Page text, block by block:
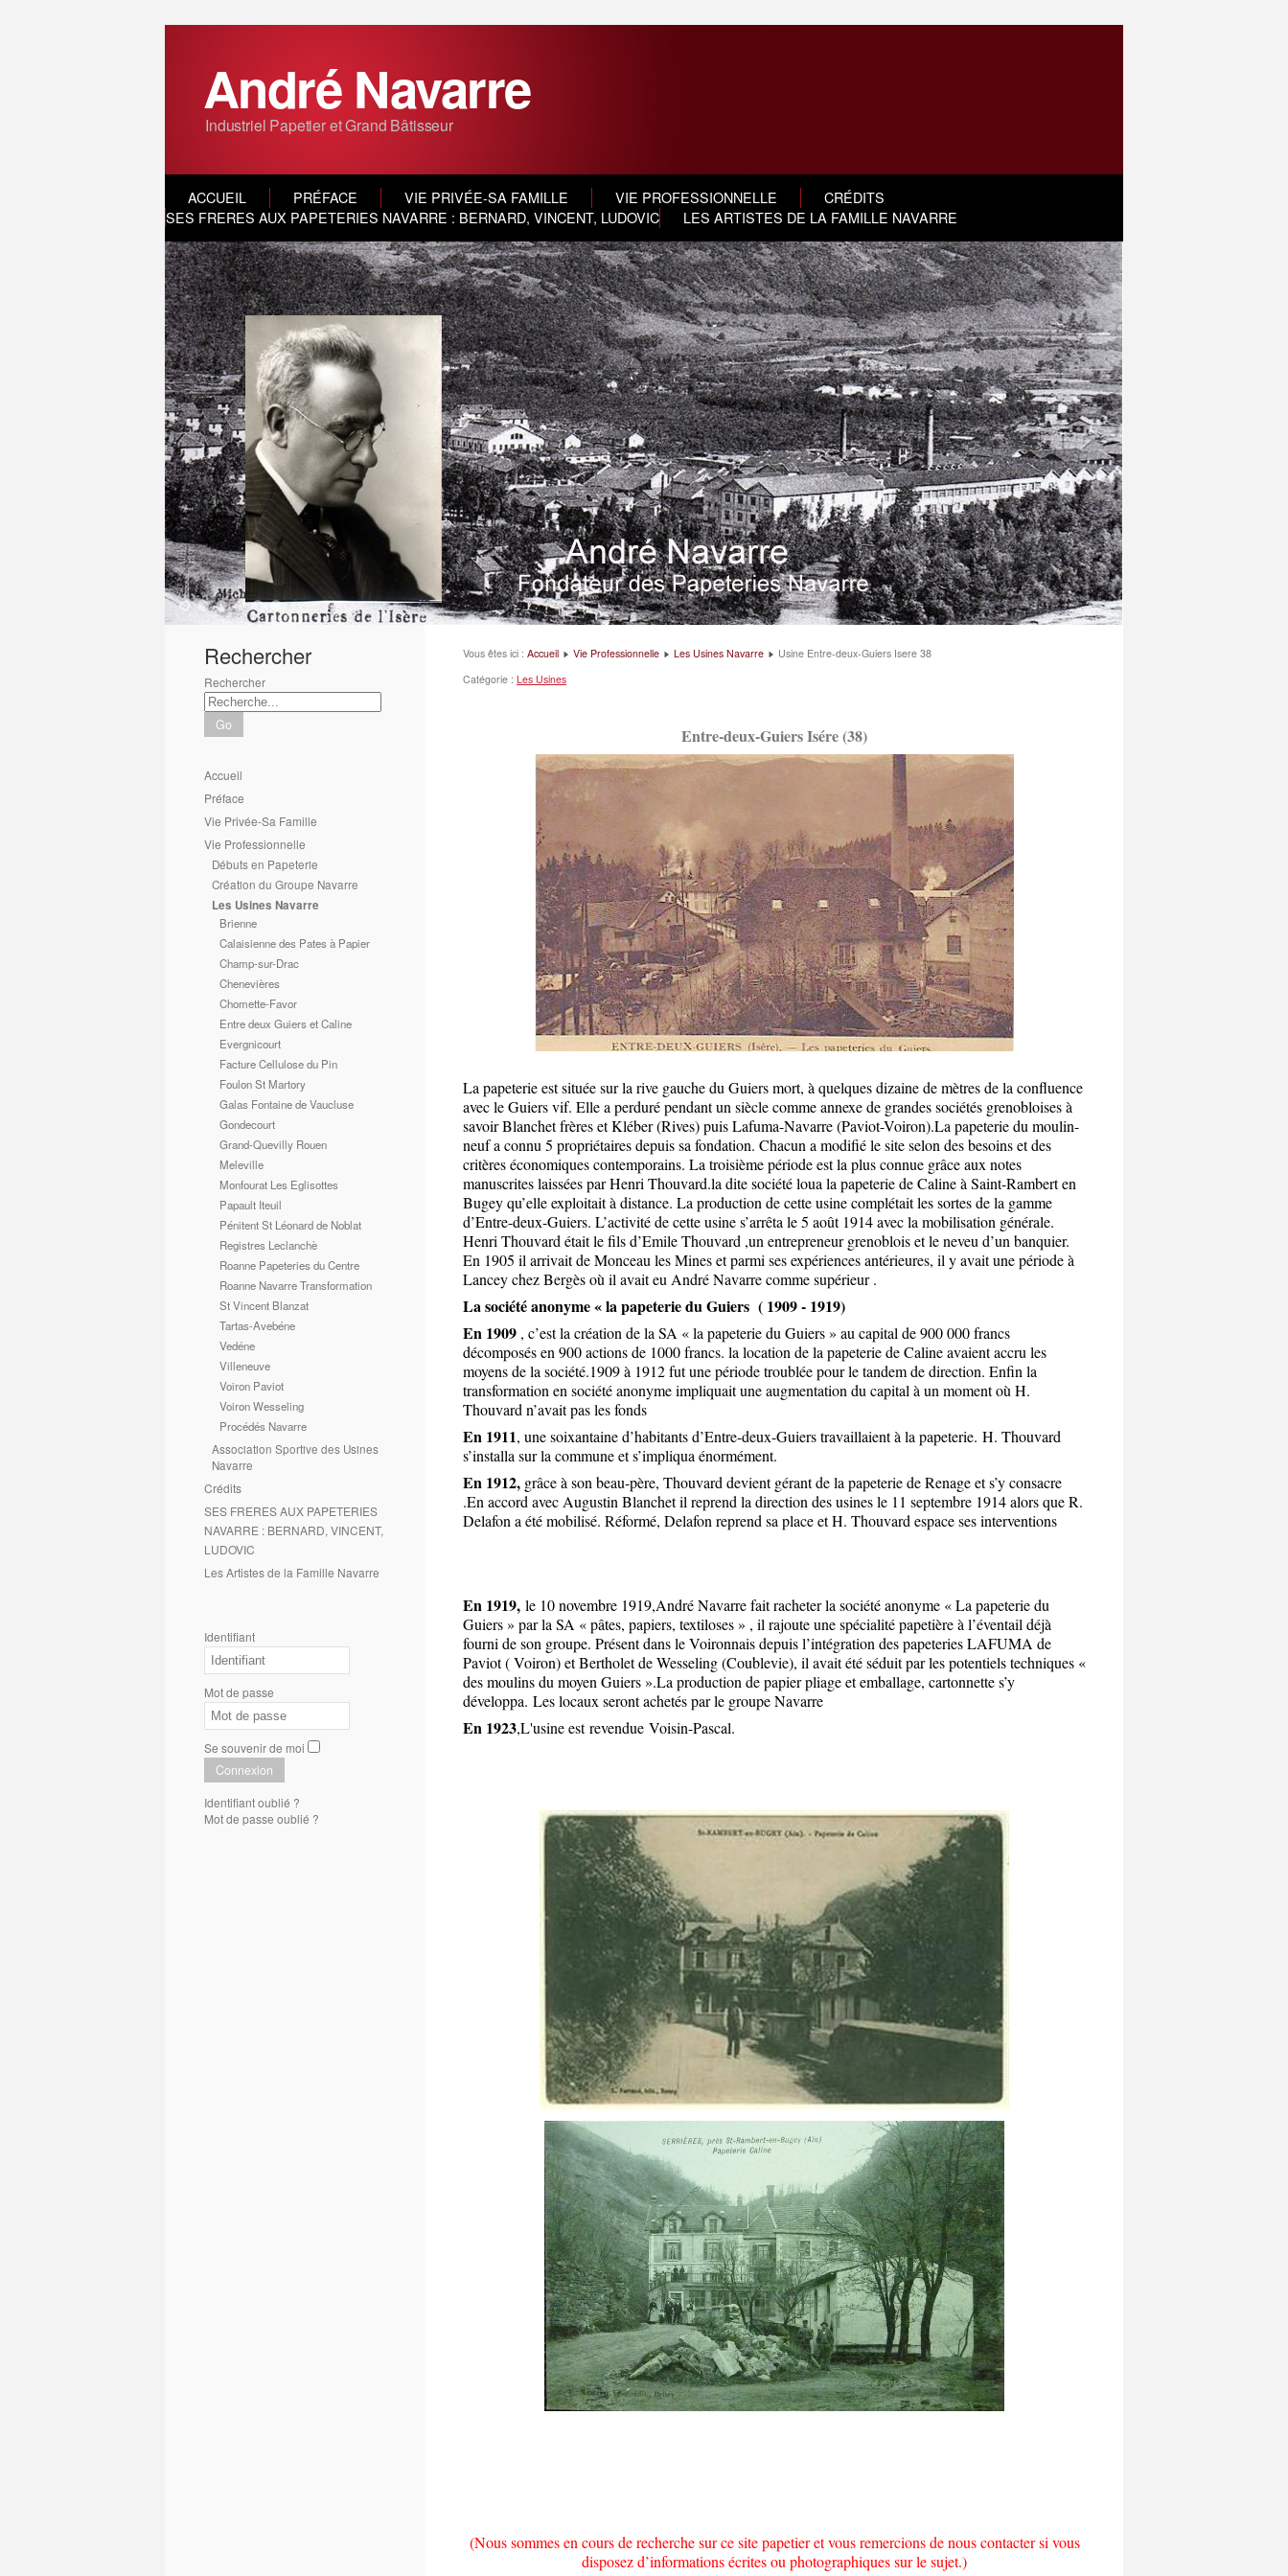
André Navarre
Industriel Papetier et Grand Bâtisseur
ACCUEIL PRÉFACE VIE PRIVÉE-SA FAMILLE VIE PROFESSIONNELLE
CRÉDITS
SES FRERES AUX PAPETERIES NAVARRE : BERNARD, VINCENT, LUDOVIC
LES ARTISTES DE LA FAMILLE NAVARRE
3 4 5 6
Rechercher
Rechercher
Go
Accueil
Préface
Vie Privée-Sa Famille
Vie Professionnelle
Débuts en Papeterie
Création du Groupe Navarre
Les Usines Navarre
Brienne
Calaisienne des Pates à Papier
Champ-sur-Drac
Chenevières
Chomette-Favor
Entre deux Guiers et Caline
Evergnicourt
Facture Cellulose du Pin
Foulon St Martory
Galas Fontaine de Vaucluse
Gondecourt
Grand-Quevilly Rouen
Meleville
Monfourat Les Eglisottes
Papault Iteuil
Pénitent St Léonard de Noblat
Registres Leclanchè
Roanne Papeteries du Centre
Roanne Navarre Transformation
St Vincent Blanzat
Tartas-Avebéne
Vedéne
Villeneuve
Voiron Paviot
Voiron Wesseling
Procédés Navarre
Association Sportive des Usines
Navarre
Crédits
SES FRERES AUX PAPETERIES
NAVARRE : BERNARD, VINCENT,
LUDOVIC
Les Artistes de la Famille Navarre
Identifiant
Mot de passe
Se souvenir de moi
Connexion
Identifiant oublié ?
Mot de passe oublié ?
Vous êtes ici : Accueil Vie Professionnelle Les Usines Navarre
Usine Entre-deux-Guiers Isere 38
Catégorie : Les Usines
Entre-deux-Guiers Isére (38)
La papeterie est située sur la rive gauche du Guiers mort, à quelques dizaine de mètres de la confluence
avec le Guiers vif. Elle a perduré pendant un siècle comme annexe de grandes sociétés grenobloises à
savoir Blanchet frères et Kléber (Rives) puis Lafuma-Navarre (Paviot-Voiron).La papeterie du moulin-
neuf a connu 5 propriétaires depuis sa fondation. Chacun a modifié le site selon des besoins et des
critères économiques contemporains. La troisième période est la plus connue grâce aux notes
manuscrites laissées par Henri Thouvard.la dite société loua la papeterie de Caline à Saint-Rambert en
Bugey qu’elle exploitait à distance. La production de cette usine complétait les sortes de la gamme
d’Entre-deux-Guiers. L’activité de cette usine s’arrêta le 5 août 1914 avec la mobilisation générale.
Henri Thouvard était le fils d’Emile Thouvard ,un entrepreneur grenoblois et le neveu d’un banquier.
En 1905 il arrivait de Monceau les Mines et parmi ses expériences antérieures, il y avait une période à
Lancey chez Bergès où il avait eu André Navarre comme supérieur .
La société anonyme « la papeterie du Guiers ( 1909 - 1919)
En 1909 , c’est la création de la SA « la papeterie du Guiers » au capital de 900 000 francs
décomposés en 900 actions de 1000 francs. la location de la papeterie de Caline avaient accru les
moyens de la société.1909 à 1912 fut une période troublée pour le tandem de direction. Enfin la
transformation en société anonyme impliquait une augmentation du capital à un moment où H.
Thouvard n’avait pas les fonds
En 1911, une soixantaine d’habitants d’Entre-deux-Guiers travaillaient à la papeterie. H. Thouvard
s’installa sur la commune et s’impliqua énormément.
En 1912, grâce à son beau-père, Thouvard devient gérant de la papeterie de Renage et s’y consacre
.En accord avec Augustin Blanchet il reprend la direction des usines le 11 septembre 1914 alors que R.
Delafon a été mobilisé. Réformé, Delafon reprend sa place et H. Thouvard espace ses interventions
En 1919, le 10 novembre 1919,André Navarre fait racheter la société anonyme « La papeterie du
Guiers » par la SA « pâtes, papiers, textiloses » , il rajoute une spécialité papetière à l’éventail déjà
fourni de son groupe. Présent dans le Voironnais depuis l’intégration des papeteries LAFUMA de
Paviot ( Voiron) et Bertholet de Wesseling (Coublevie), il avait été séduit par les potentiels techniques «
des moulins du moyen Guiers ».La production de papier pliage et emballage, cartonnette s’y
développa. Les locaux seront achetés par le groupe Navarre
En 1923,L'usine est revendue Voisin-Pascal.
(Nous sommes en cours de recherche sur ce site papetier et vous remercions de nous contacter si vous
disposez d’informations écrites ou photographiques sur le sujet.)